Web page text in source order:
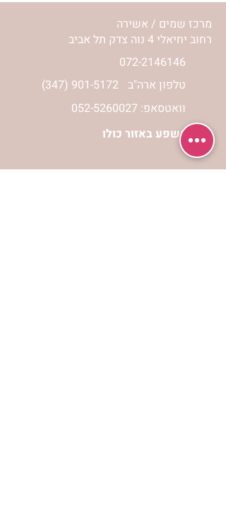
מרכז שמים / אשירה
רחוב יחיאלי 4 נוה צדק תל אביב
072-2146146
(347) 901-5172 טלפון ארה"ב
וואטסאפ: 052-5260027
חניה בשפע באזור כולו